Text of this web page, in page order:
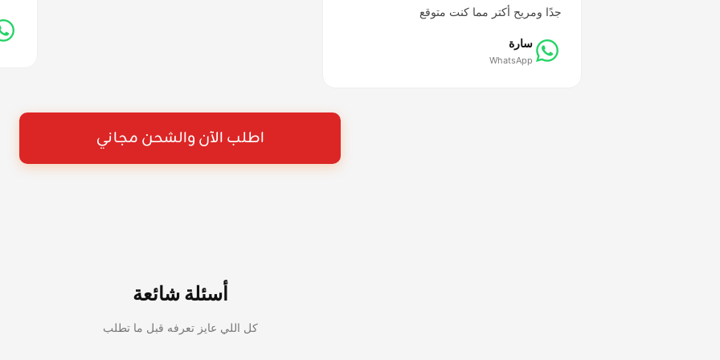
جدًا ومريح أكتر مما كنت متوقع
سارة
WhatsApp
اطلب الآن والشحن مجاني
أسئلة شائعة
كل اللي عايز تعرفه قبل ما تطلب